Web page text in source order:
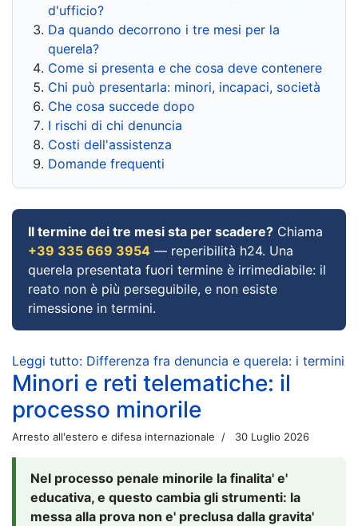
d'ufficio?
Da quando decorrono i tre mesi per la
querela?
Come si presenta e che cosa deve contenere
Chi può presentarla: minori, incapaci, società
Che cosa succede dopo
I rischi di chi denuncia
Costi dell'assistenza
Domande frequenti
Il termine dei tre mesi sta per scadere? Chiama
+39 335 669 3954 — reperibilità h24. Una
querela presentata fuori termine è irrimediabile: il
reato non è più perseguibile, e non esiste
rimessione in termini.
Leggi tutto: Differenza fra denuncia e querela: i termini
Minori e reti telematiche: il
processo minorile
Arresto all'estero e difesa internazionale 30 Luglio 2026
Nel processo penale minorile la finalita' e'
educativa, e questo cambia gli strumenti: la
messa alla prova non e' preclusa dalla gravita'